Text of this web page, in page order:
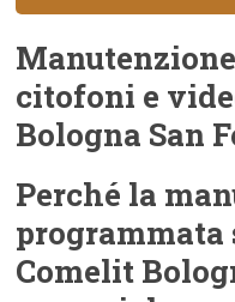
citofoni e
Bologna San
Perché la
Comelit